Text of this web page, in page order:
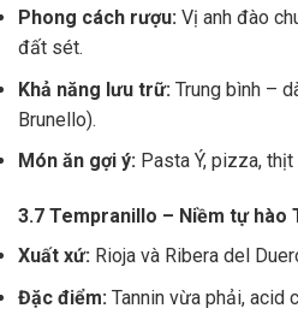
Phong cách rượu: Vị anh đào
đất sét.
Khả năng lưu trữ: Trung bình –
Brunello).
Món ăn gợi ý: Pasta Ý, pizza,
3.7 Tempranillo – Niềm tự hào
Xuất xứ: Rioja và Ribera del
Đặc điểm: Tannin vừa phải, acid